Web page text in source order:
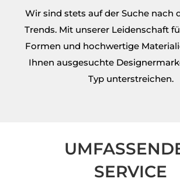
Wir sind stets auf der Suche nach
Trends. Mit unserer Leidenschaft
Formen und hochwertige
Ihnen ausgesuchte
Typ unterstreichen.
SERVICE